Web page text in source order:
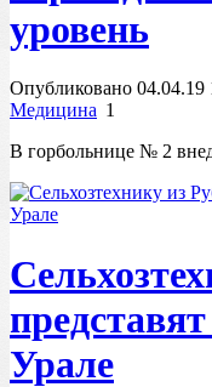
уровень
Опубликовано 04.04.19
Медицина 1
В горбольнице № 2
Урале